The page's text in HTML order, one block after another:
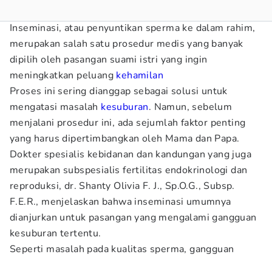
Inseminasi, atau penyuntikan sperma ke dalam rahim,
merupakan salah satu prosedur medis yang banyak
dipilih oleh pasangan suami istri yang ingin
meningkatkan peluang kehamilan
Proses ini sering dianggap sebagai solusi untuk
mengatasi masalah kesuburan. Namun, sebelum
menjalani prosedur ini, ada sejumlah faktor penting
yang harus dipertimbangkan oleh Mama dan Papa.
Dokter spesialis kebidanan dan kandungan yang juga
merupakan subspesialis fertilitas endokrinologi dan
reproduksi, dr. Shanty Olivia F. J., Sp.O.G., Subsp.
F.E.R., menjelaskan bahwa inseminasi umumnya
dianjurkan untuk pasangan yang mengalami gangguan
kesuburan tertentu.
Seperti masalah pada kualitas sperma, gangguan